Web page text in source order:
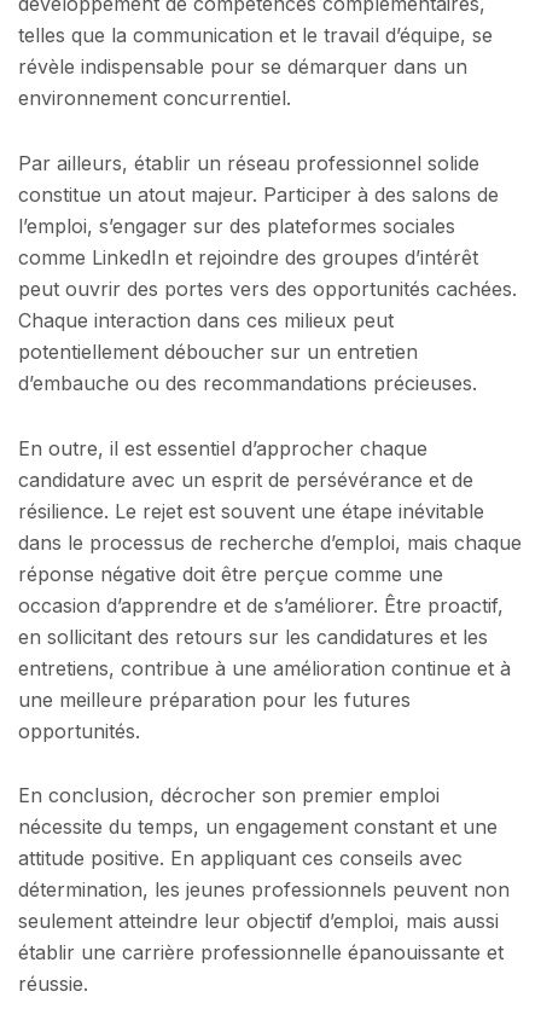
telles que la communication et le travail d’équipe, se
révèle indispensable pour se démarquer dans un
environnement concurrentiel.
Par ailleurs, établir un réseau professionnel solide
constitue un atout majeur. Participer à des salons de
l’emploi, s’engager sur des plateformes sociales
comme LinkedIn et rejoindre des groupes d’intérêt
peut ouvrir des portes vers des opportunités cachées.
Chaque interaction dans ces milieux peut
potentiellement déboucher sur un entretien
d’embauche ou des recommandations précieuses.
En outre, il est essentiel d’approcher chaque
candidature avec un esprit de persévérance et de
résilience. Le rejet est souvent une étape inévitable
dans le processus de recherche d’emploi, mais chaque
réponse négative doit être perçue comme une
occasion d’apprendre et de s’améliorer. Être proactif,
en sollicitant des retours sur les candidatures et les
entretiens, contribue à une amélioration continue et à
une meilleure préparation pour les futures
opportunités.
En conclusion, décrocher son premier emploi
nécessite du temps, un engagement constant et une
attitude positive. En appliquant ces conseils avec
détermination, les jeunes professionnels peuvent non
seulement atteindre leur objectif d’emploi, mais aussi
établir une carrière professionnelle épanouissante et
réussie.